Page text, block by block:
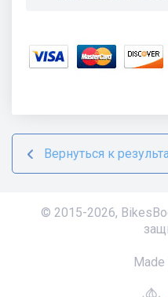
Вернуться к
© 2015-2026,